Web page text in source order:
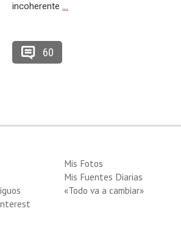
incoherente…
60
Mis Fotos
Mis Fuentes Diarias
«Todo va a cambiar»